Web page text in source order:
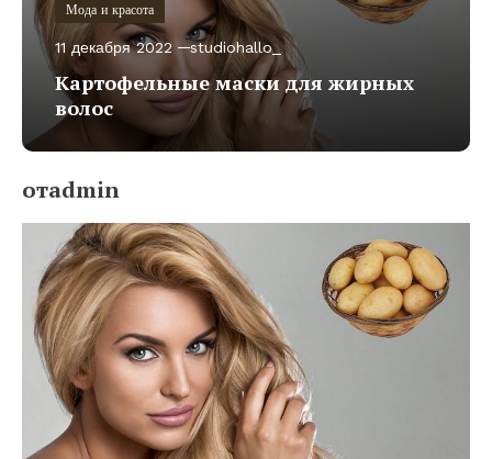
Мода и красота
11 декабря 2022 studiohallo_
Картофельные маски для жирных
волос
отadmin